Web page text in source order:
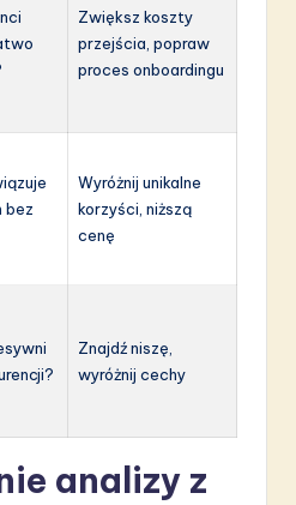
Zwiększ koszty
przejścia, popraw
proces onboardingu
bez
Wyróżnij unikalne
korzyści, niższą
cenę
Znajdź niszę,
wyróżnij cechy
analizy z